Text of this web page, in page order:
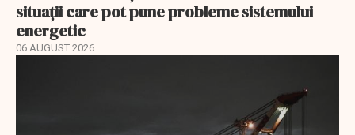
situații care pot pune probleme sistemului
energetic
06 AUGUST 2026